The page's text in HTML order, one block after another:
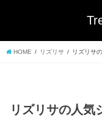
HOME リズリサ リズリサ
リズリサの人気